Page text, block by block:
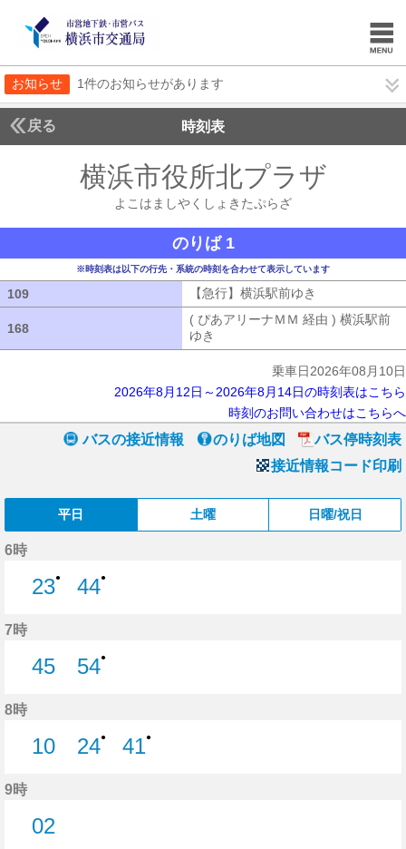
お知らせ 1件のお知らせがあります
戻る 時刻表
横浜市役所北プラザ
よこはましやくしょきたぷらざ
のりば 1
※時刻表は以下の行先・系統の時刻を合わせて表示しています
109 【急行】横浜駅前ゆき
168
( ぴあアリーナＭＭ 経由 ) 横浜駅前
ゆき
乗車日2026年08月10日
2026年8月12日～2026年8月14日の時刻表はこちら
時刻のお問い合わせはこちらへ
バスの接近情報 のりば地図
バス停時刻表
接近情報コード印刷
平日 土曜 日曜/祝日
6時
23●
44●
7時
45
54●
8時
10
24●
41●
9時
02